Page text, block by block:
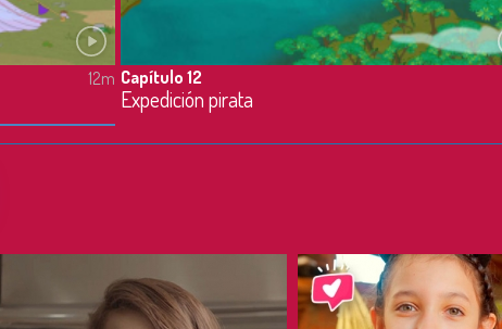
12m Capítulo 12
Expedición pirata